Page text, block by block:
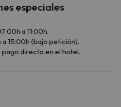
especiales
a 11:00h.
a 15:00h (bajo petición).
directo en el hotel.